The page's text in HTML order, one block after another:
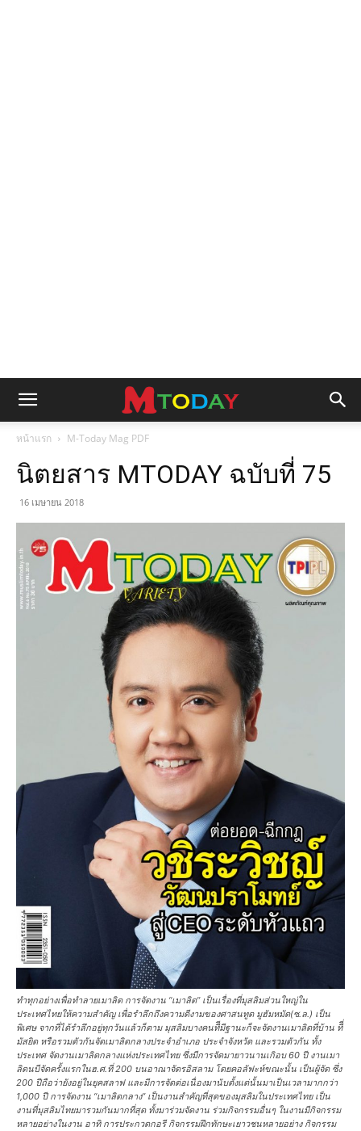
หน้าแรก M-Today Mag PDF
นิตยสาร MTODAY ฉบับที่ 75
16 เมษายน 2018
ทำทุกอย่างเพื่อทำลายเมาลิด การจัดงาน “เมาลิด” เป็นเรื่องที่มุสลิมส่วนใหญ่ใน
ประเทศไทยให้ความสำคัญ เพื่อรำลึกถึงความดีงามของศาสนทูต มูฮัมหมัด(ซ.ล.) เป็น
พิเศษ จากที่ได้รำลึกอยู่ทุกวันแล้วก็ตาม มุสลิมบางคนทีีมีฐานะก็จะจัดงานเมาลิดที่บ้าน ทีี่
มัสยิด หรือรวมตัวกันจัดเมาลิดกลางประจำอำเภอ ประจำจังหวัด และรวมตัวกัน ทั้ง
ประเทศ จัดงานเมาลิดกลางแห่งประเทศไทย ซึ่งมีการจัดมายาวนานเกิอบ 60 ปี งานเมา
ลิดนบีจัดครั้งแรกในฮ.ศ.ที่ 200 บนอาณาจัดรอิสลาม โดยคอลัฟะห์ขณะนั้น เป็นผู้จัด ซึ่ง
200 ปีถือว่ายังอยู่ในยุคสลาฟ และมีการจัดต่อเนื่องมานับตั้งแต่นั้นมาเป็นเวลามากกว่า
1,000 ปี การจัดงาน “เมาลิดกลาง” เป็นงานสำคัญที่สุดของมุสลิมในประเทศไทย เป็น
งานที่มุสลิมไทยมารวมกันมากที่สุด ทั้งมาร่วมจัดงาน ร่วมกิจกรรมอื่นๆ ในงานมีกิจกรรม
หลายอย่างในงาน อาทิ การประกวดกอรี กิจกรรมฝึกทักษะเยาวชนหลายอย่าง กิจกรรม